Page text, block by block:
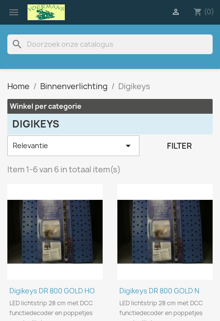
 shopping_cart (0)

search
Home Binnenverlichting Digikeys
Winkel per categorie
DIGIKEYS
Relevantie  FILTER
Item 1-6 van 6 in totaal item(s)
Digikeys DR 800 GOLD HO
LED lichtstrip 28 cm met DCC
functiedecoder en poppetjes
Digikeys DR 800 GOLD N
LED lichtstrip 28 cm met DCC
functiedecoder en poppetjes